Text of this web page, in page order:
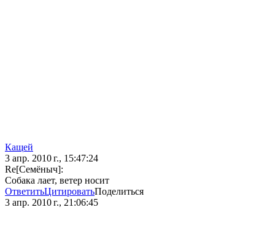
Кащей
3 апр. 2010 г., 15:47:24
Re[Семёныч]:
Собака лает, ветер носит
ОтветитьЦитироватьПоделиться
3 апр. 2010 г., 21:06:45